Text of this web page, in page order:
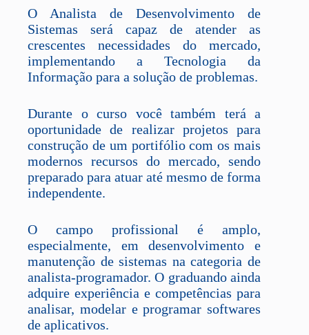
O Analista de Desenvolvimento de
Sistemas será capaz de atender as
crescentes necessidades do mercado,
implementando a Tecnologia da
Informação para a solução de problemas.
Durante o curso você também terá a
oportunidade de realizar projetos para
construção de um portifólio com os mais
modernos recursos do mercado, sendo
preparado para atuar até mesmo de forma
independente.
O campo profissional é amplo,
especialmente, em desenvolvimento e
manutenção de sistemas na categoria de
analista-programador. O graduando ainda
adquire experiência e competências para
analisar, modelar e programar softwares
de aplicativos.